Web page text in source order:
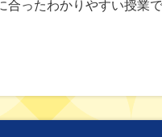
合ったわかりやすい授業